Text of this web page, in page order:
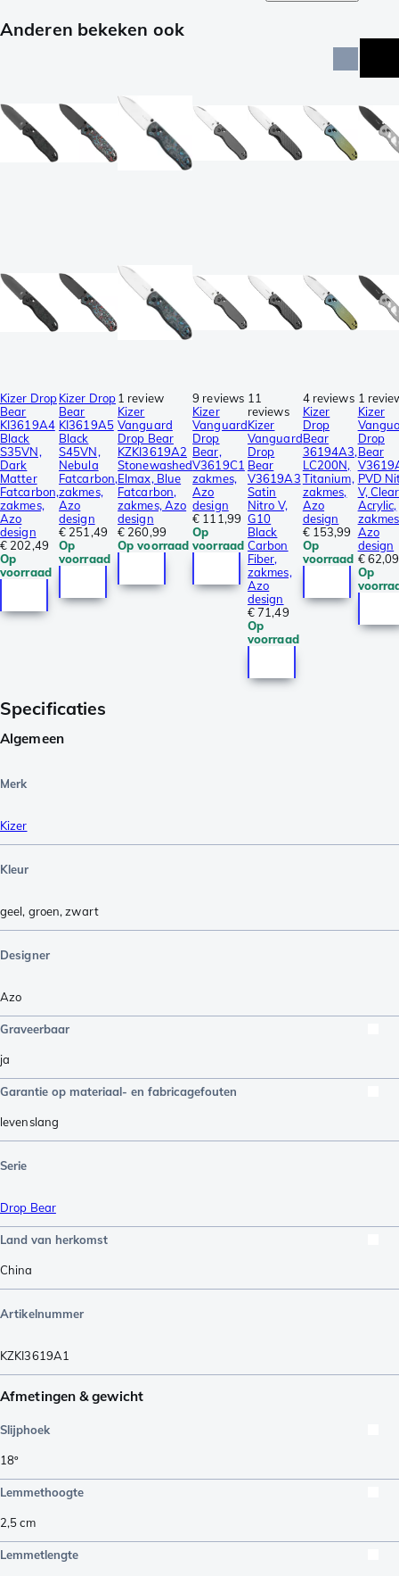
Anderen bekeken ook
Kizer Drop
Bear
KI3619A4
Black
S35VN,
Dark
Matter
Fatcarbon,
zakmes,
Azo
design
€ 202,49
Op
voorraad
Kizer Drop
Bear
KI3619A5
Black
S45VN,
Nebula
Fatcarbon,
zakmes,
Azo
design
€ 251,49
Op
voorraad
1 review
Kizer
Vanguard
Drop Bear
KZKI3619A2
Stonewashed
Elmax, Blue
Fatcarbon,
zakmes, Azo
design
€ 260,99
Op voorraad
9 reviews
Kizer
Vanguard
Drop
Bear,
V3619C1
zakmes,
Azo
design
€ 111,99
Op
voorraad
11
reviews
Kizer
Vanguard
Drop
Bear
V3619A3
Satin
Nitro V,
G10
Black
Carbon
Fiber,
zakmes,
Azo
design
€ 71,49
Op
voorraad
4 reviews
Kizer
Drop
Bear
36194A3,
LC200N,
Titanium,
zakmes,
Azo
design
€ 153,99
Op
voorraad
1
Kizer
Drop
Bear
PVD
V, Clear
Acrylic,
Azo
design
€ 62,09
Op
Specificaties
Algemeen
Merk
Kizer
Kleur
geel, groen,zwart
Designer
Azo
Graveerbaar
ja
Garantie op materiaal- en fabricagefouten
levenslang
Serie
Drop Bear
Land van herkomst
China
Artikelnummer
KZKI3619A1
Afmetingen & gewicht
Slijphoek
18º
Lemmethoogte
2,5cm
Lemmetlengte